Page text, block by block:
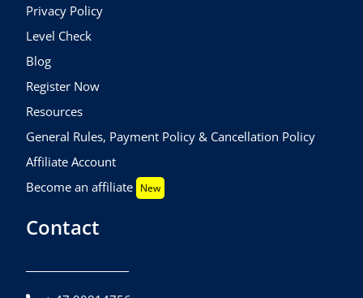
Privacy Policy
Level Check
Blog
Register Now
Resources
General Rules, Payment Policy & Cancellation Policy
Affiliate Account
Become an affiliate New
Contact